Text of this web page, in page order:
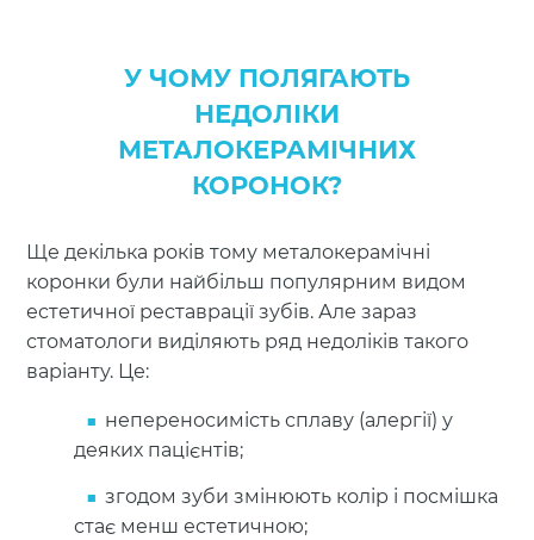
У ЧОМУ ПОЛЯГАЮТЬ
НЕДОЛІКИ
МЕТАЛОКЕРАМІЧНИХ
КОРОНОК?
Ще декілька років тому металокерамічні
коронки були найбільш популярним видом
естетичної реставрації зубів. Але зараз
стоматологи виділяють ряд недоліків такого
варіанту. Це:
непереносимість сплаву (алергії) у
деяких пацієнтів;
згодом зуби змінюють колір і посмішка
стає менш естетичною;